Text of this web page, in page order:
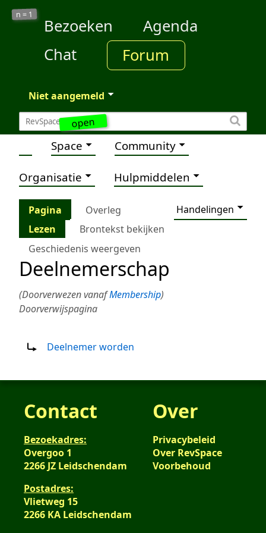
open
n = 1
Bezoeken
Agenda
Chat
Forum
Niet aangemeld
Space Community
Organisatie Hulpmiddelen
Pagina Overleg
Handelingen
Lezen
Brontekst bekijken
Geschiedenis weergeven
Deelnemerschap
(Doorverwezen vanafMembership)
Doorverwijspagina
Deelnemer worden
Contact
Bezoekadres:
Overgoo 1
2266 JZ Leidschendam
Postadres:
Vlietweg 15
2266 KA Leidschendam
Over
Privacybeleid
Over RevSpace
Voorbehoud